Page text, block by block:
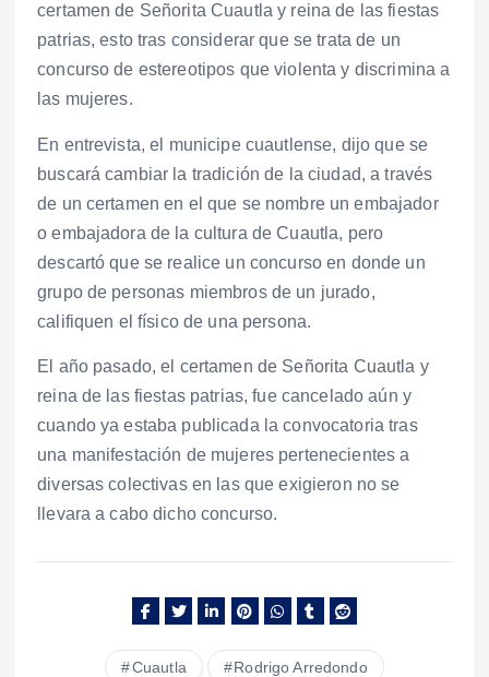
certamen de Señorita Cuautla y reina de las fiestas
patrias, esto tras considerar que se trata de un
concurso de estereotipos que violenta y discrimina a
las mujeres.
En entrevista, el municipe cuautlense, dijo que se
buscará cambiar la tradición de la ciudad, a través
de un certamen en el que se nombre un embajador
o embajadora de la cultura de Cuautla, pero
descartó que se realice un concurso en donde un
grupo de personas miembros de un jurado,
califiquen el físico de una persona.
El año pasado, el certamen de Señorita Cuautla y
reina de las fiestas patrias, fue cancelado aún y
cuando ya estaba publicada la convocatoria tras
una manifestación de mujeres pertenecientes a
diversas colectivas en las que exigieron no se
llevara a cabo dicho concurso.
Cuautla Rodrigo Arredondo